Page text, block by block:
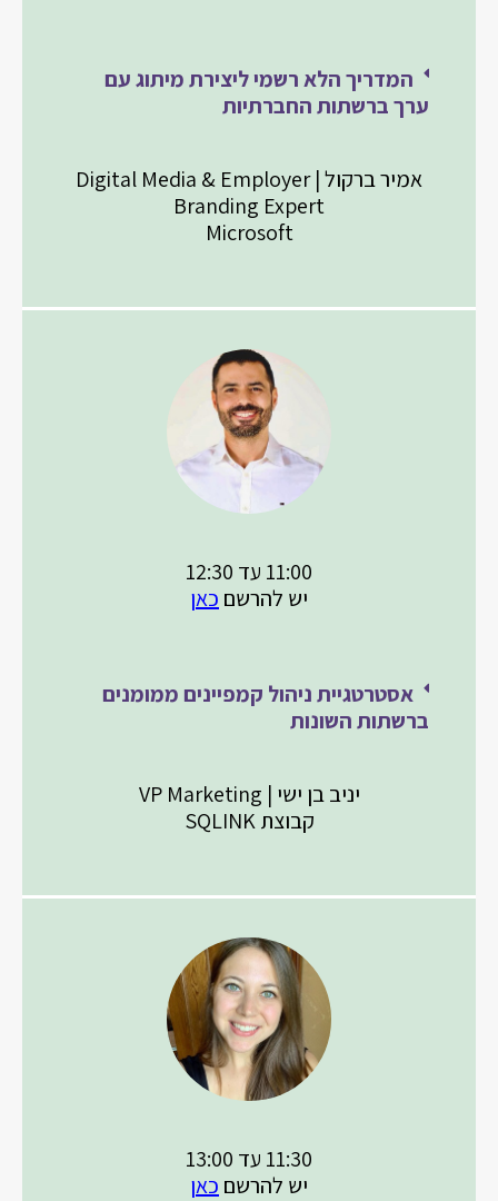
המדריך הלא רשמי ליצירת מיתוג עם
ערך ברשתות החברתיות
אמיר ברקול | Digital Media & Employer
Branding Expert
Microsoft
11:00 עד 12:30
יש להרשם כאן
אסטרטגיית ניהול קמפיינים ממומנים
ברשתות השונות
יניב בן ישי | VP Marketing
קבוצת SQLINK
11:30 עד 13:00
יש להרשם כאן